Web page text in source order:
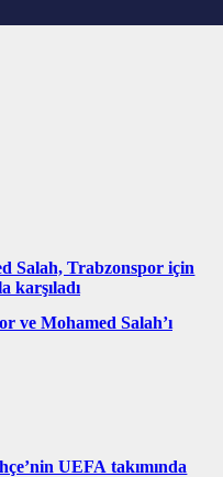
Salah, Trabzonspor için
karşıladı
ve Mohamed Salah’ı
UEFA takımında